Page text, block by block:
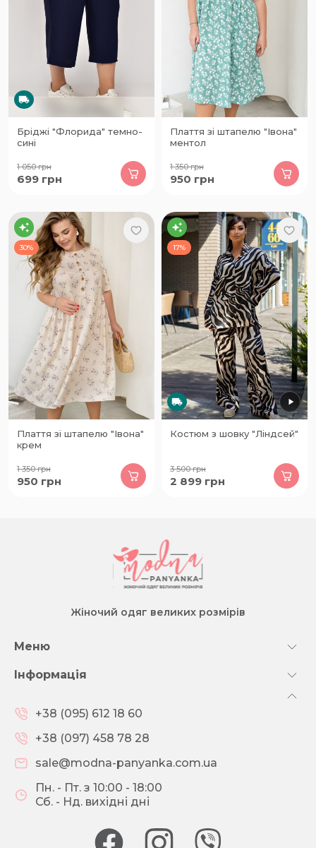
Бріджі "Флорида" темно-
сині
1 050грн
699 грн
Плаття зі штапелю "Івона"
ментол
1 350грн
950 грн
30%
Плаття зі штапелю "Івона"
крем
1 350грн
950 грн
17%
Костюм з шовку "Ліндсей"
3 500грн
2 899 грн
Жіночий одяг великих розмірів
Меню
Інформація
+38 (095) 612 18 60
+38 (097) 458 78 28
sale@modna-panyanka.com.ua
Пн. - Пт. з 10:00 - 18:00
Сб. - Нд. вихідні дні